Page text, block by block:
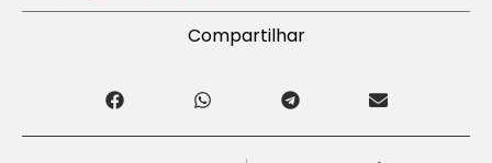
Compartilhar